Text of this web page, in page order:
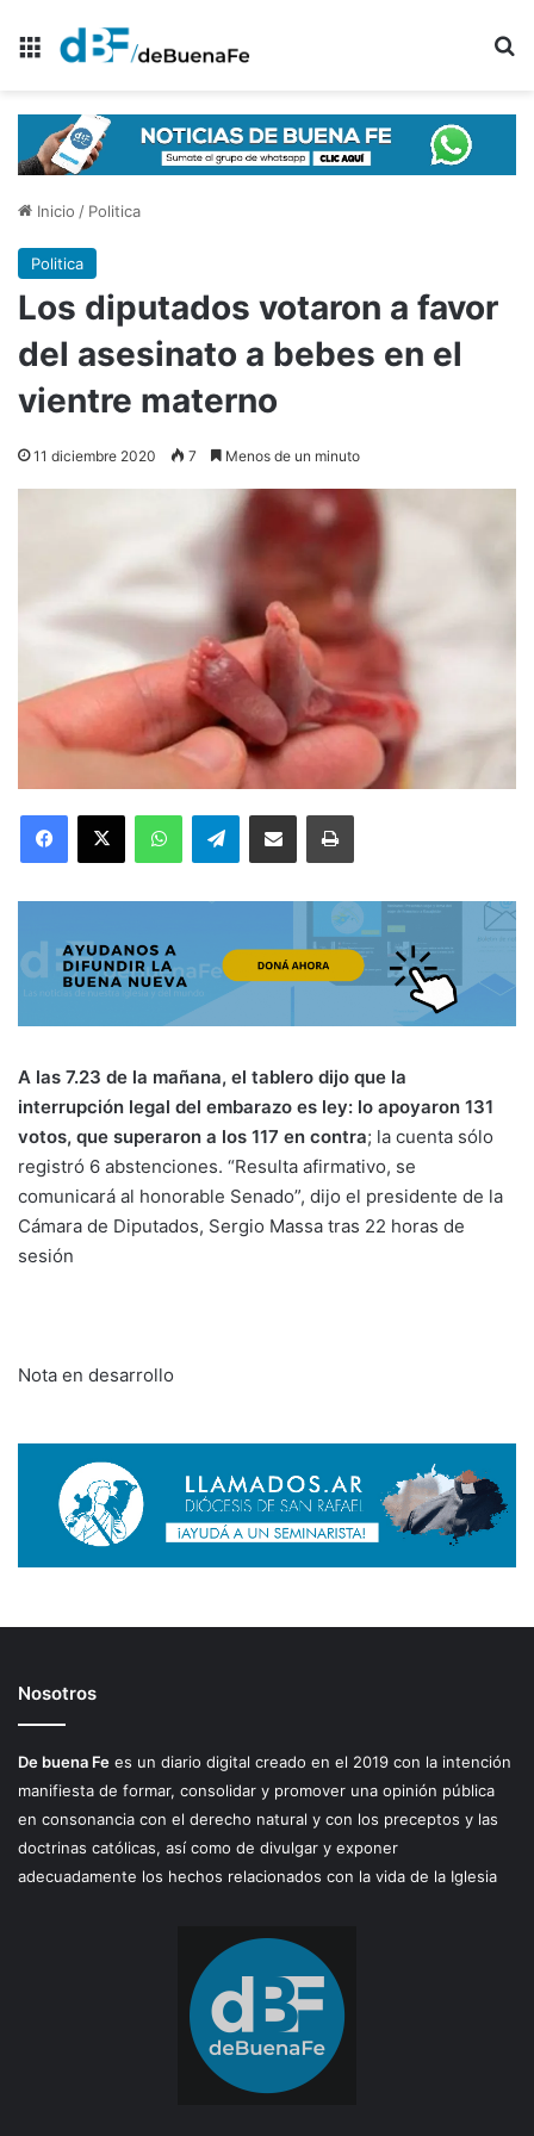
Menú
Inicio / Politica
Politica
Los diputados votaron a favor
del asesinato a bebes en el
vientre materno
11 diciembre 2020 7 Menos de un minuto
Telegram
A las 7.23 de la mañana, el tablero dijo que la
interrupción legal del embarazo es ley: lo apoyaron 131
votos, que superaron a los 117 en contra; la cuenta sólo
registró 6 abstenciones. “Resulta afirmativo, se
comunicará al honorable Senado”, dijo el presidente de la
Cámara de Diputados, Sergio Massa tras 22 horas de
sesión
Nota en desarrollo
Nosotros
De buena Fe es un diario digital creado en el 2019 con la intención
manifiesta de formar, consolidar y promover una opinión pública
en consonancia con el derecho natural y con los preceptos y las
doctrinas católicas, así como de divulgar y exponer
adecuadamente los hechos relacionados con la vida de la Iglesia